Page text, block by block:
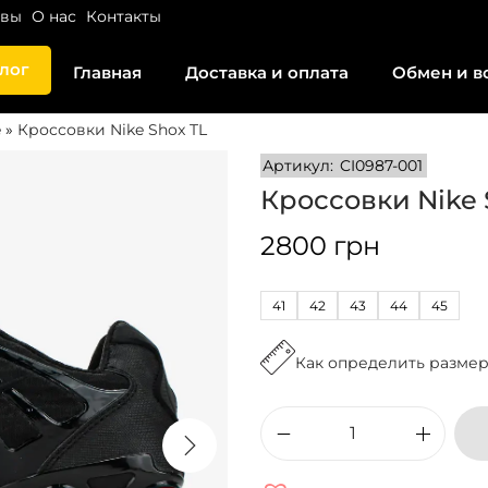
О нас Контакты
Главная Доставка и оплата Обмен и
» Кроссовки Nike Shox TL
Артикул: CI0987-001
Кроссовки Nike
2800 грн
41 42 43 44 45
Как определить